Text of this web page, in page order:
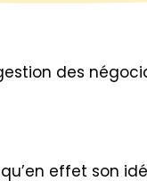
des
effet son